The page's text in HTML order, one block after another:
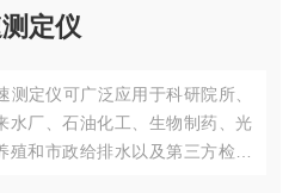
定仪
测定仪可广泛应用于科研院所、
水厂、石油化工、生物制药、光
和市政给排水以及第三方检测